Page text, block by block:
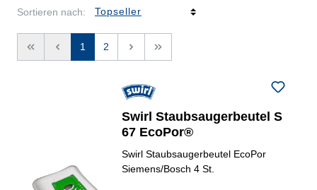
Sortieren nach:
<< < 1 2 > >>
Swirl Staubsaugerbeutel S
67 EcoPor®
Swirl Staubsaugerbeutel EcoPor
Siemens/Bosch 4 St.